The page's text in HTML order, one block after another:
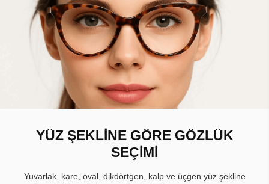
YÜZ ŞEKLİNE GÖRE GÖZLÜK
SEÇİMİ
Yuvarlak, kare, oval, dikdörtgen, kalp ve üçgen yüz şekline